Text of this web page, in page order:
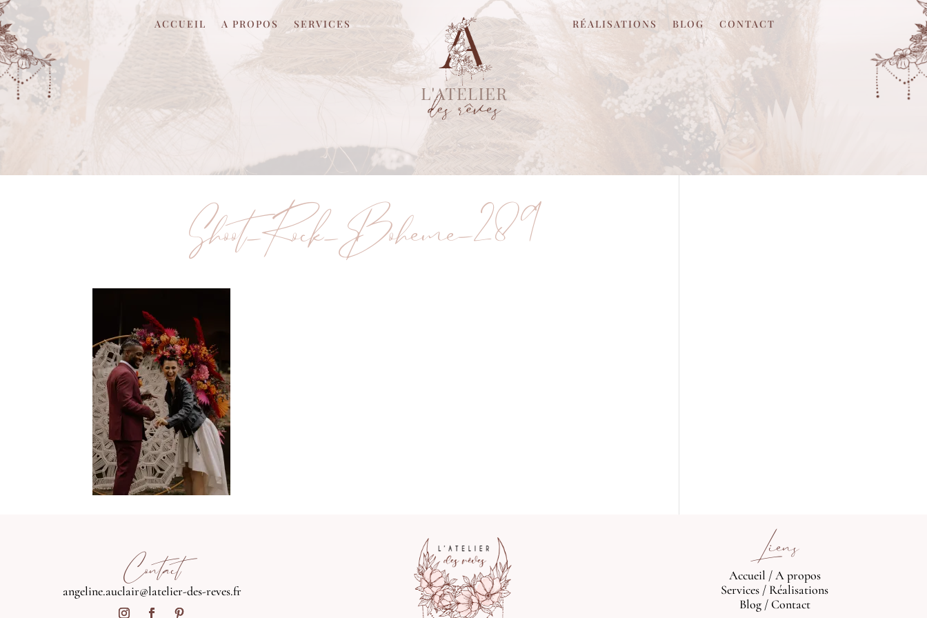
ACCUEIL A PROPOS SERVICES RÉALISATIONS BLOG CONTACT
Shoot_Rock_Boheme-289
Contact
angeline.auclair@latelier-des-reves.fr
Liens
Accueil /A propos
Services / Réalisations
Blog/Contact